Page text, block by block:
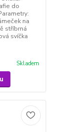
do
na
stříbrná
svíčka
Skladem